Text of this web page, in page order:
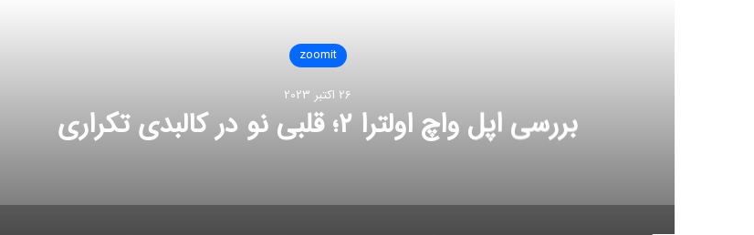
zoomit
26 اکتبر 2023
قابلیت‌های اعتیادآور اینستاگرام، متا را دادگاهی می‌کنند